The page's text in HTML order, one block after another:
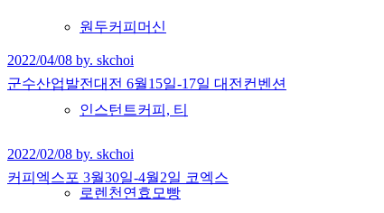
원두커피머신
인스턴트커피, 티
로렌천연효모빵
2022/04/08 by. skchoi
군수산업발전대전 6월15일-17일 대전컨벤션
2022/02/08 by. skchoi
커피엑스포 3월30일-4월2일 코엑스